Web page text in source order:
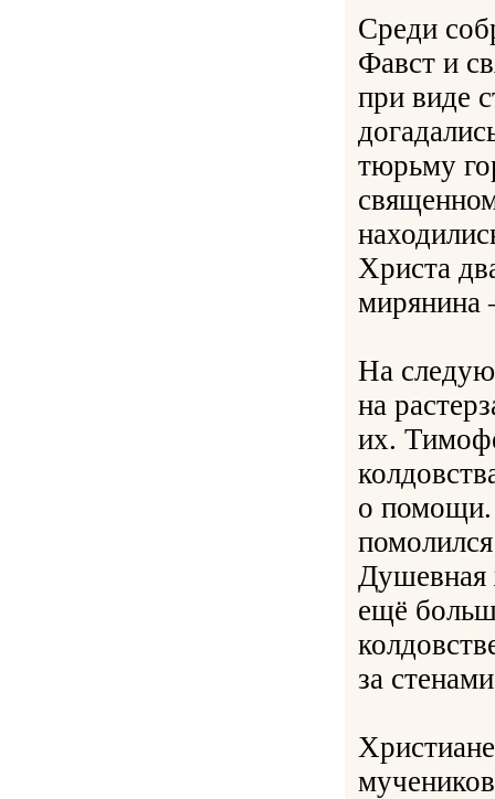
Среди
Фавст и
при виде
тюрьму
Христа
мирянина
На
на
их.
о помощи.
Душевная
ещё
за